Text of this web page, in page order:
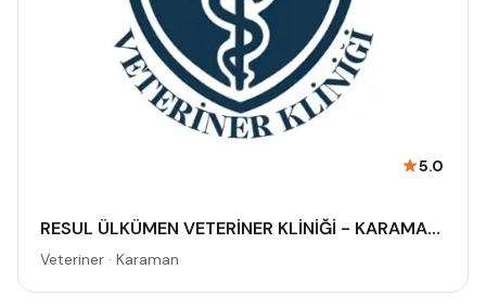
5.0
RESUL ÜLKÜMEN VETERİNER KLİNİĞİ - KARAMAN VETERİNER - PET OTELİ | ACİL VETERİNER - 7/24 AÇIK NÖBETÇİ VETERİNER KLİNİĞİ
Veteriner · Karaman